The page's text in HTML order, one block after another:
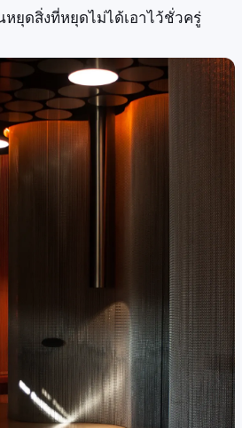
ยุดสิ่งที่หยุดไม่ได้เอาไว้ชั่วครู่